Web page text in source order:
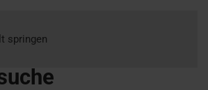
springen